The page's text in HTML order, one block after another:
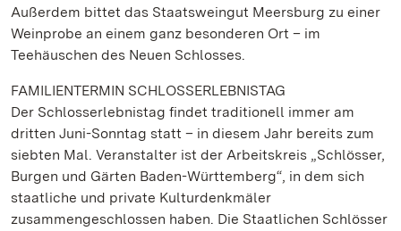
Außerdem bittet das Staatsweingut Meersburg zu einer
Weinprobe an einem ganz besonderen Ort – im
Teehäuschen des Neuen Schlosses.
FAMILIENTERMIN SCHLOSSERLEBNISTAG
Der Schlosserlebnistag findet traditionell immer am
dritten Juni-Sonntag statt – in diesem Jahr bereits zum
siebten Mal. Veranstalter ist der Arbeitskreis „Schlösser,
Burgen und Gärten Baden-Württemberg“, in dem sich
staatliche und private Kulturdenkmäler
zusammengeschlossen haben. Die Staatlichen Schlösser